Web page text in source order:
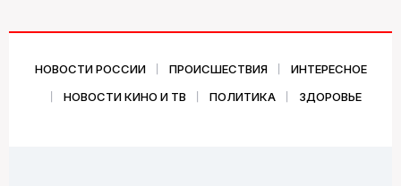
НОВОСТИ РОССИИ ПРОИСШЕСТВИЯ
ИНТЕРЕСНОЕ
НОВОСТИ КИНО И ТВ
ПОЛИТИКА ЗДОРОВЬЕ